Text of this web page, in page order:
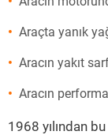
Araçta yanık
Aracın yakıt
Aracın
1968 yılından